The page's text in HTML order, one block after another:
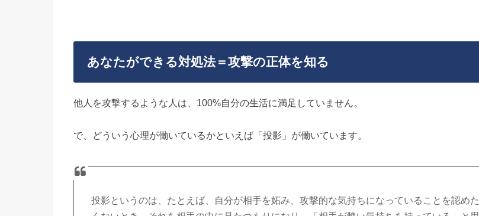
あなたができる対処法＝攻撃の正体を知る
他人を攻撃するような人は、100%自分の生活に満足していません。
で、どういう心理が働いているかといえば「投影」が働いています。
投影というのは、たとえば、自分が相手を妬み、攻撃的な気持ちになっていることを認めた